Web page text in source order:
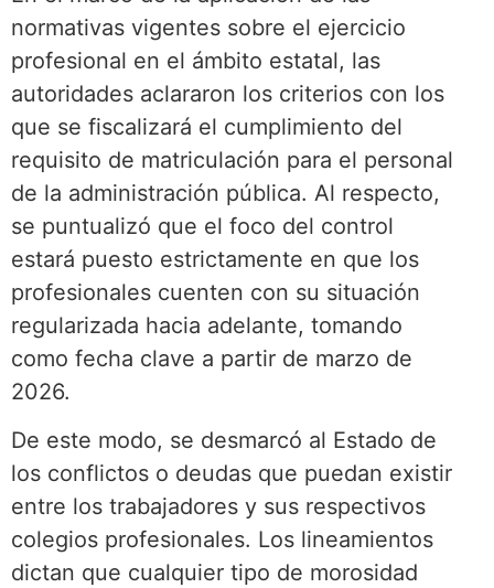
normativas vigentes sobre el ejercicio
profesional en el ámbito estatal, las
autoridades aclararon los criterios con los
que se fiscalizará el cumplimiento del
requisito de matriculación para el personal
de la administración pública. Al respecto,
se puntualizó que el foco del control
estará puesto estrictamente en que los
profesionales cuenten con su situación
regularizada hacia adelante, tomando
como fecha clave a partir de marzo de
2026.
De este modo, se desmarcó al Estado de
los conflictos o deudas que puedan existir
entre los trabajadores y sus respectivos
colegios profesionales. Los lineamientos
dictan que cualquier tipo de morosidad